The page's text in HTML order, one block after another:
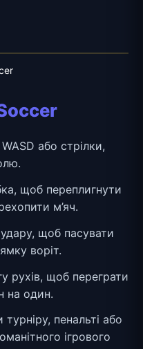
або стрілки,
щоб переплигнути
м’яч.
щоб пасувати
воріт.
рухів, щоб переграти
на один.
пенальті або
ігрового